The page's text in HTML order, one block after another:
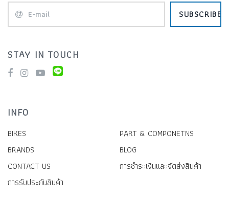
SUBSCRIBE
STAY IN TOUCH
INFO
BIKES
PART & COMPONETNS
BRANDS
BLOG
CONTACT US
การชำระเงินและจัดส่งสินค้า
การรับประกันสินค้า